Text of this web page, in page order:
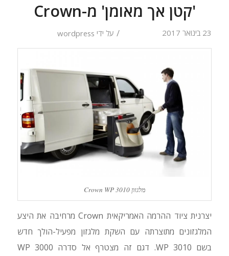
'קטן אך מאומן' מ-Crown
23 בינואר 2017 / על ידי wordpress
מלגזון Crown WP 3010
יצרנית ציוד ההרמה האמריקאית Crown מרחיבה את היצע
המלגזונים מתוצרתה עם השקת מלגזון מפעיל-הולך חדש
בשם WP 3010. דגם זה מצטרף אל סדרה WP 3000